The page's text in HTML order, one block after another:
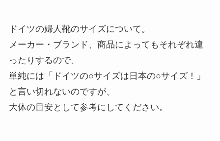
ドイツの婦人靴のサイズについて。
メーカー・ブランド、商品によってもそれぞれ違
ったりするので、
単純には「ドイツの○サイズは日本の○サイズ！」
と言い切れないのですが、
大体の目安として参考にしてください。